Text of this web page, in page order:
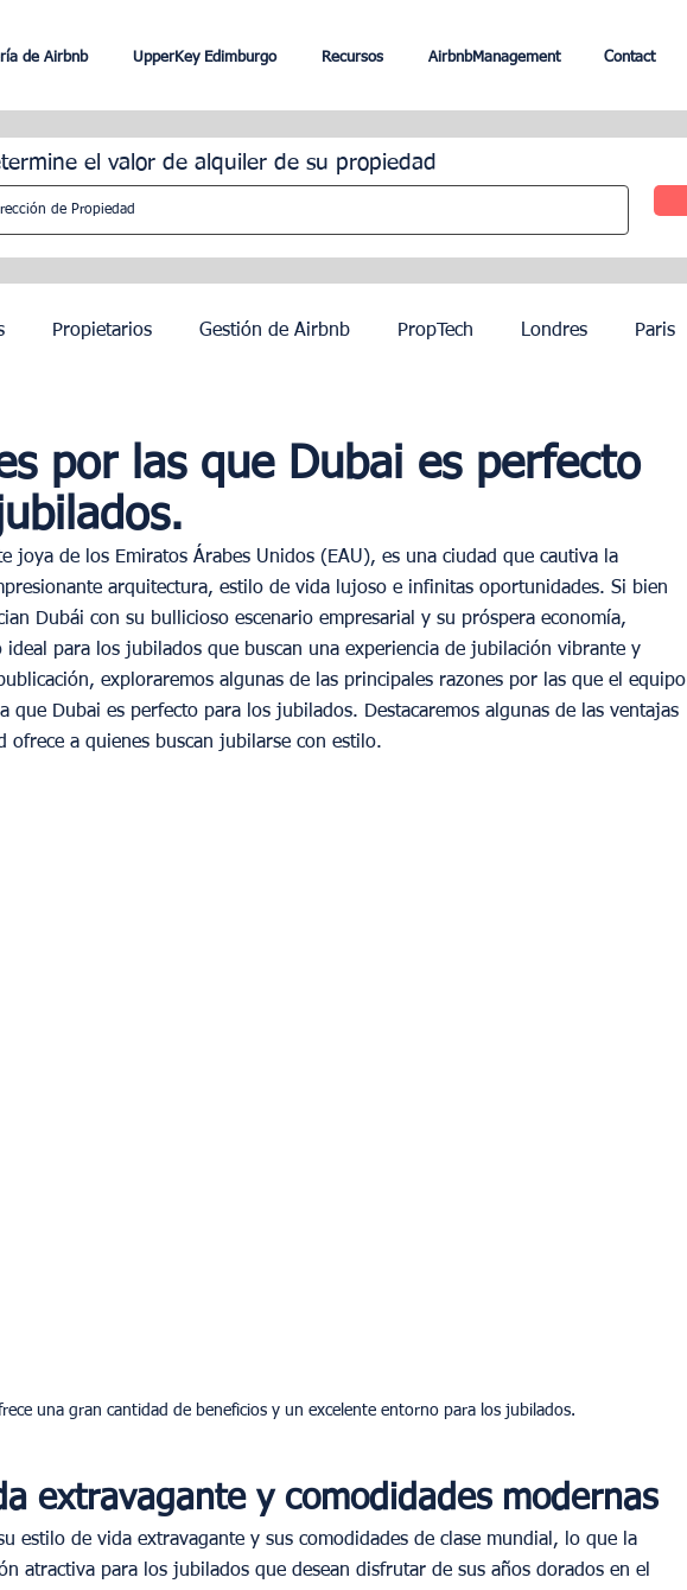
de Airbnb UpperKey Edimburgo Recursos AirbnbManagement Contact
el valor de alquiler de su propiedad
Propietarios Gestión de Airbnb PropTech Londres Paris
por las que Dubai es perfecto
joya de los Emiratos Árabes Unidos (EAU), es una ciudad que cautiva la
arquitectura, estilo de vida lujoso e infinitas oportunidades. Si bien
Dubái con su bullicioso escenario empresarial y su próspera economía,
ideal para los jubilados que buscan una experiencia de jubilación vibrante y
exploraremos algunas de las principales razones por las que el equipo
que Dubai es perfecto para los jubilados. Destacaremos algunas de las ventajas
ofrece a quienes buscan jubilarse con estilo.
extravagante y comodidades modernas
estilo de vida extravagante y sus comodidades de clase mundial, lo que la
atractiva para los jubilados que desean disfrutar de sus años dorados en el